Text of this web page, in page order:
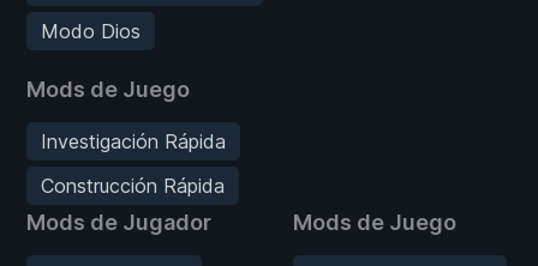
Modo Dios
Mods de Juego
Investigación Rápida
Construcción Rápida
Mods de Jugador Mods de Juego